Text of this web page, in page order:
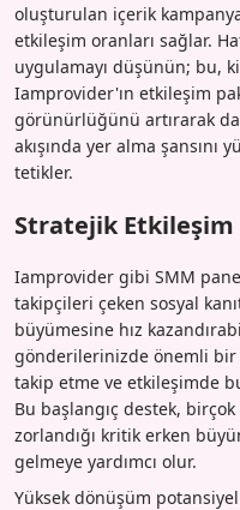
oluşturulan içerik
etkileşim oranları sağlar.
uygulamayı düşünün; bu,
Iamprovider'ın etkileşim
görünürlüğünü artırarak
akışında yer alma şansını
tetikler.
Stratejik Etkileşim
Iamprovider gibi SMM
takipçileri çeken sosyal
büyümesine hız
gönderilerinizde önemli
takip etme ve etkileşimde
Bu başlangıç destek,
zorlandığı kritik erken
gelmeye yardımcı olur.
Yüksek dönüşüm